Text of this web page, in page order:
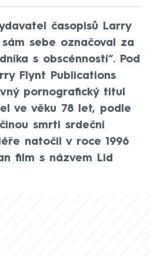
časopisů Larry
sebe označoval za
s obscénností“. Pod
Flynt Publications
pornografický titul
ve věku 78 let, podle
smrti srdeční
natočil v roce 1996
film s názvem Lid